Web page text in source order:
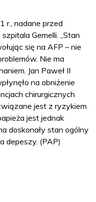
r., nadane przed
Gemelli. „Stan
się na AFP – nie
Nie ma
Jan Paweł II
na obniżenie
chirurgicznych
jest z ryzykiem
jest jednak
doskonały stan ogólny
depeszy. (PAP)